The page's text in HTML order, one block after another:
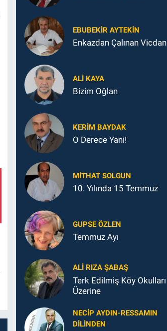
EBUBEKIR AYTEKIN
Enkazdan Çalınan Vicdan
ALI KAYA
Bizim Oğlan
KERIM BAYDAK
O Derece Yani!
MITHAT SOLGUN
10. Yılında 15 Temmuz
GUPSE ÖZLEN
Temmuz Ayı
ALI RIZA ŞABAŞ
Terk Edilmiş Köy Okulları
Üzerine
NECIP AYDIN-RESSAMIN
DILINDEN